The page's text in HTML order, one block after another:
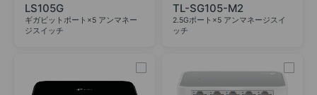
LS105G
ギガビットポート×5 アンマネー
ジスイッチ
TL-SG105-M2
2.5Gポート×5 アンマネージスイ
ッチ